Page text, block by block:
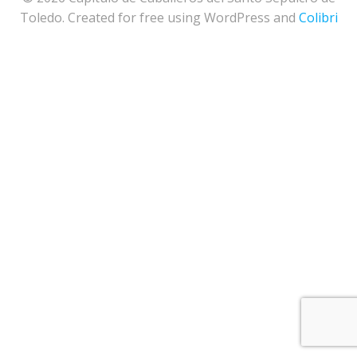
Toledo. Created for free using WordPress and Colibri